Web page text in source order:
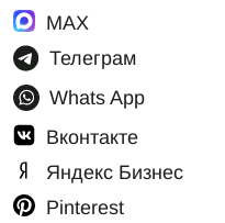
MAX
Телеграм
Whats App
Вконтакте
Яндекс Бизнес
Pinterest